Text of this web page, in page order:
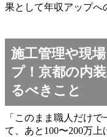
果として年収アップへ
施工管理や現
プ！京都の内
るべきこと
「このまま職人だけ
て、あと100〜200万上